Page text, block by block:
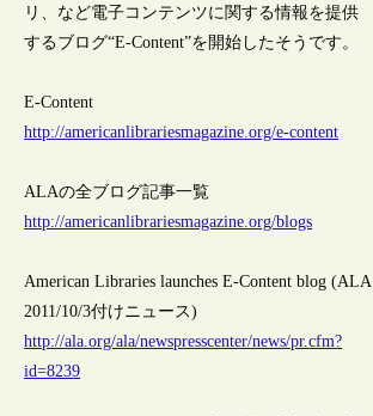
リ、など電子コンテンツに関する情報を提供
するブログ“E-Content”を開始したそうです。
E-Content
http://americanlibrariesmagazine.org/e-content
ALAの全ブログ記事一覧
http://americanlibrariesmagazine.org/blogs
American Libraries launches E-Content blog (ALA
2011/10/3付けニュース)
http://ala.org/ala/newspresscenter/news/pr.cfm?
id=8239